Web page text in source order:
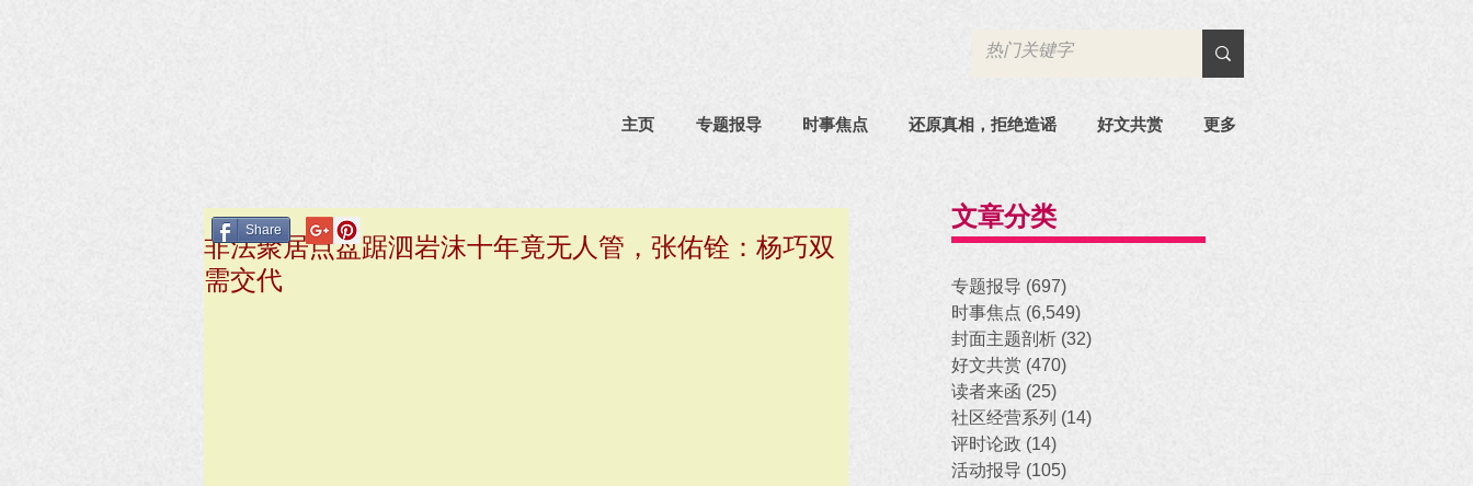
主页 专题报导 时事焦点 还原真相，拒绝造谣 好文共赏 更多
非法聚居点盘踞泗岩沫十年竟无人管，张佑铨：杨巧双
需交代
Share 文章分类
专题报导 (697)
时事焦点 (6,549)
封面主题剖析 (32)
好文共赏 (470)
读者来函 (25)
社区经营系列 (14)
评时论政 (14)
活动报导 (105)